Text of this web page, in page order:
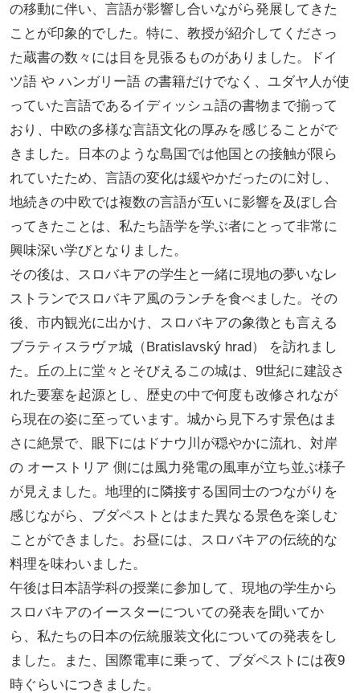
の移動に伴い、言語が影響し合いながら発展してきた
ことが印象的でした。特に、教授が紹介してくださっ
た蔵書の数々には目を見張るものがありました。ドイ
ツ語 や ハンガリー語 の書籍だけでなく、ユダヤ人が使
っていた言語であるイディッシュ語の書物まで揃って
おり、中欧の多様な言語文化の厚みを感じることがで
きました。日本のような島国では他国との接触が限ら
れていたため、言語の変化は緩やかだったのに対し、
地続きの中欧では複数の言語が互いに影響を及ぼし合
ってきたことは、私たち語学を学ぶ者にとって非常に
興味深い学びとなりました。
その後は、スロバキアの学生と一緒に現地の夢いなレ
ストランでスロバキア風のランチを食べました。その
後、市内観光に出かけ、スロバキアの象徴とも言える
ブラティスラヴァ城（Bratislavský hrad） を訪れまし
た。丘の上に堂々とそびえるこの城は、9世紀に建設さ
れた要塞を起源とし、歴史の中で何度も改修されなが
ら現在の姿に至っています。城から見下ろす景色はま
さに絶景で、眼下にはドナウ川が穏やかに流れ、対岸
の オーストリア 側には風力発電の風車が立ち並ぶ様子
が見えました。地理的に隣接する国同士のつながりを
感じながら、ブダペストとはまた異なる景色を楽しむ
ことができました。お昼には、スロバキアの伝統的な
料理を味わいました。
午後は日本語学科の授業に参加して、現地の学生から
スロバキアのイースターについての発表を聞いてか
ら、私たちの日本の伝統服装文化についての発表をし
ました。また、国際電車に乗って、ブダペストには夜9
時ぐらいにつきました。